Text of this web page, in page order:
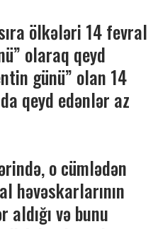
ölkələri 14 fevral
olaraq qeyd
günü” olan 14
qeyd edənlər az
o cümlədən
həvəskarlarının
və bunu